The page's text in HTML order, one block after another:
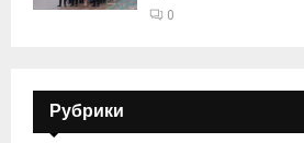
0
Рубрики